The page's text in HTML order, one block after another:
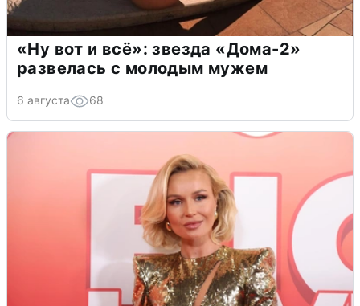
«Ну вот и всё»: звезда «Дома-2»
развелась с молодым мужем
6 августа 68